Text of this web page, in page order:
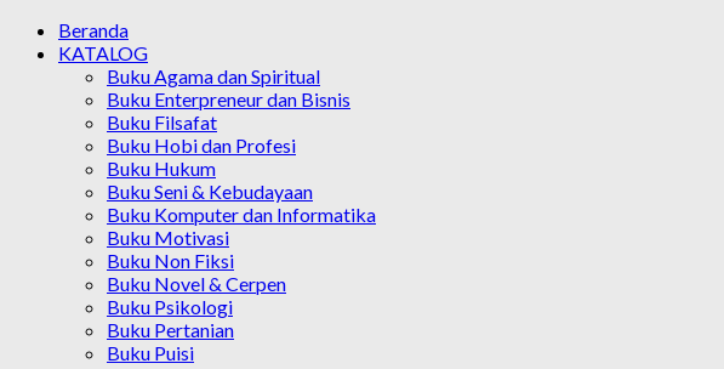
Beranda
KATALOG
Buku Agama dan Spiritual
Buku Enterpreneur dan Bisnis
Buku Filsafat
Buku Hobi dan Profesi
Buku Hukum
Buku Seni & Kebudayaan
Buku Komputer dan Informatika
Buku Motivasi
Buku Non Fiksi
Buku Novel & Cerpen
Buku Psikologi
Buku Pertanian
Buku Puisi